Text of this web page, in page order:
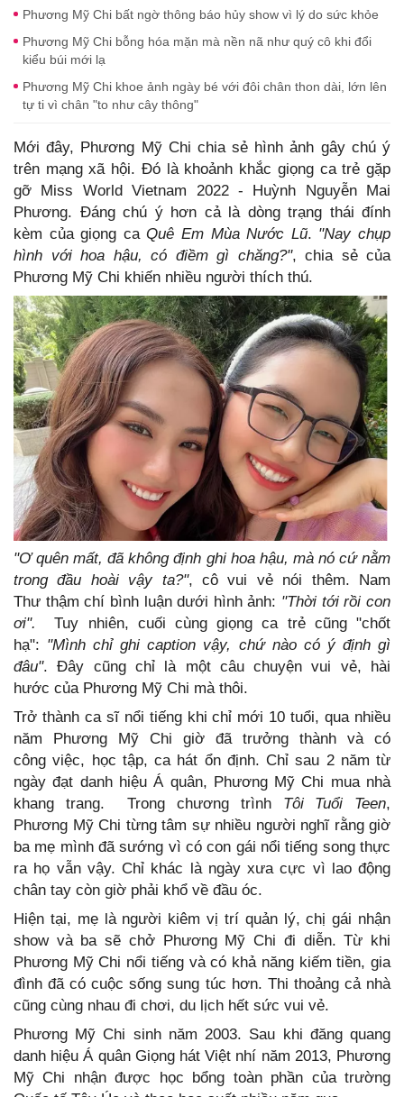
Phương Mỹ Chi bất ngờ thông báo hủy show vì lý do sức khỏe
Phương Mỹ Chi bỗng hóa mặn mà nền nã như quý cô khi đổi
kiểu búi mới lạ
Phương Mỹ Chi khoe ảnh ngày bé với đôi chân thon dài, lớn lên
tự ti vì chân "to như cây thông"
Mới đây, Phương Mỹ Chi chia sẻ hình ảnh gây chú ý
trên mạng xã hội. Đó là khoảnh khắc giọng ca trẻ gặp
gỡ Miss World Vietnam 2022 - Huỳnh Nguyễn Mai
Phương. Đáng chú ý hơn cả là dòng trạng thái đính
kèm của giọng caQuê Em Mùa Nước Lũ. "Nay chụp
hình với hoa hậu, có điềm gì chăng?", chia sẻ của
Phương Mỹ Chi khiến nhiều người thích thú.
"Ơ quên mất, đã không định ghi hoa hậu, mà nó cứ nằm
trong đầu hoài vậy ta?", cô vui vẻ nói thêm. Nam
Thư thậm chí bình luận dưới hình ảnh: "Thời tới rồi con
ơi".Tuy nhiên, cuối cùng giọng ca trẻ cũng "chốt
hạ": "Mình chỉ ghi caption vậy, chứ nào có ý định gì
đâu". Đây cũng chỉ là một câu chuyện vui vẻ, hài
hước của Phương Mỹ Chi mà thôi.
Trở thành ca sĩ nổi tiếng khi chỉ mới 10 tuổi, qua nhiều
năm Phương Mỹ Chi giờ đã trưởng thành và có
công việc, học tập, ca hát ổn định. Chỉ sau 2 năm từ
ngày đạt danh hiệu Á quân, Phương Mỹ Chi mua nhà
khang trang. Trong chương trình Tôi Tuổi Teen,
Phương Mỹ Chi từng tâm sự nhiều người nghĩ rằng giờ
ba mẹ mình đã sướng vì có con gái nổi tiếng song thực
ra họ vẫn vậy. Chỉ khác là ngày xưa cực vì lao động
chân tay còn giờ phải khổ về đầu óc.
Hiện tại, mẹ là người kiêm vị trí quản lý, chị gái nhận
show và ba sẽ chở Phương Mỹ Chi đi diễn. Từ khi
Phương Mỹ Chi nổi tiếng và có khả năng kiếm tiền, gia
đình đã có cuộc sống sung túc hơn. Thi thoảng cả nhà
cũng cùng nhau đi chơi, du lịch hết sức vui vẻ.
Phương Mỹ Chi sinh năm 2003. Sau khi đăng quang
danh hiệu Á quân Giọng hát Việt nhí năm 2013, Phương
Mỹ Chi nhận được học bổng toàn phần của trường